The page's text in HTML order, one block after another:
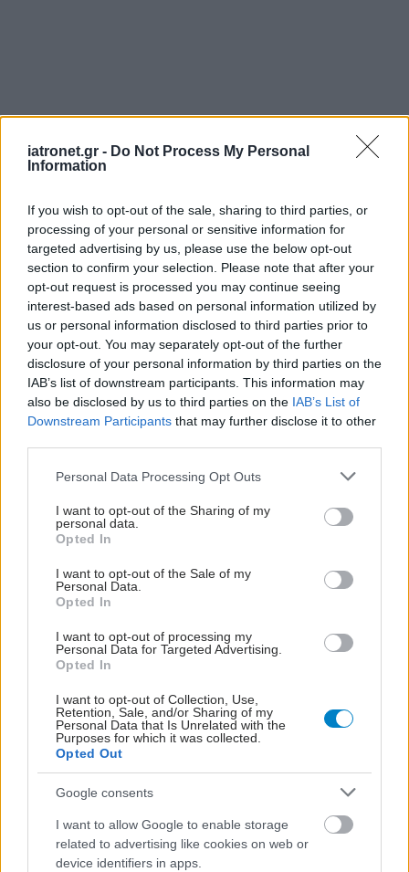
iatronet.gr - Do Not Process My Personal
Information
If you wish to opt-out of the sale, sharing to third parties, or
processing of your personal or sensitive information for
targeted advertising by us, please use the below opt-out
section to confirm your selection. Please note that after your
opt-out request is processed you may continue seeing
interest-based ads based on personal information utilized by
us or personal information disclosed to third parties prior to
your opt-out. You may separately opt-out of the further
disclosure of your personal information by third parties on the
IAB’s list of downstream participants. This information may
also be disclosed by us to third parties on the IAB’s List of
Downstream Participants that may further disclose it to other
Please note that this website/app uses one or more Google
not limited to your visit or usage behaviour. You may click to
grant or deny consent to Google and its third-party tags to
use your data for below specified purposes in below Google
consent section.
Personal Data Processing Opt Outs
I want to opt-out of the Sharing of my
personal data.
Opted In
I want to opt-out of the Sale of my
Personal Data.
Opted In
I want to opt-out of processing my
Personal Data for Targeted Advertising.
Opted In
I want to opt-out of Collection, Use,
Retention, Sale, and/or Sharing of my
Personal Data that Is Unrelated with the
Purposes for which it was collected.
Opted Out
Google consents
I want to allow Google to enable storage
related to advertising like cookies on web or
device identifiers in apps.
ΜΠΕΙΤΕ ΣΤΗ ΣΥΖΗΤΗΣΗ
Loading...